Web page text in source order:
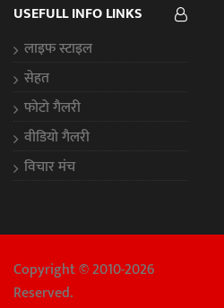
USEFULL INFO LINKS
लाइफ स्टाइल
सेहत
फोटो गैलरी
वीडियो गैलरी
विचार मंच
Copyright © 2010-2026
Reserved.